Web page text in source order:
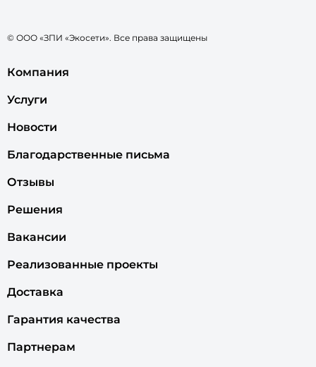
© ООО «ЗПИ «Экосети». Все права защищены
Компания
Услуги
Новости
Благодарственные письма
Отзывы
Решения
Вакансии
Реализованные проекты
Доставка
Гарантия качества
Партнерам